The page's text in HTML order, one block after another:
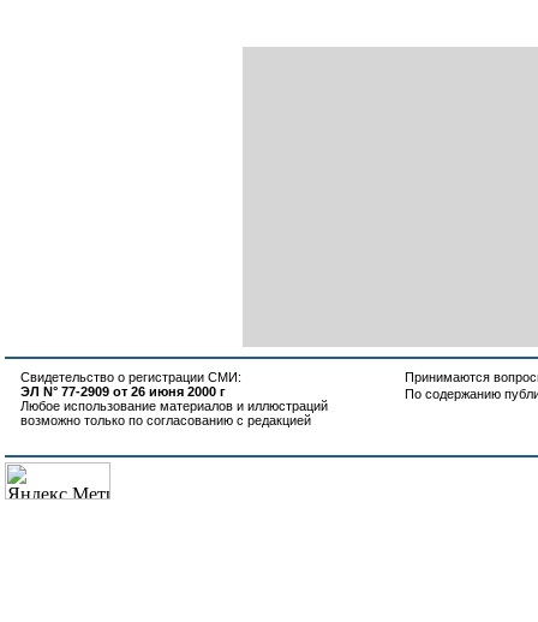
Свидетельство о регистрации СМИ:
ЭЛ N° 77-2909 от 26 июня 2000 г
Любое использование материалов и иллюстраций
возможно только по согласованию с редакцией
Принимаются
По содержанию